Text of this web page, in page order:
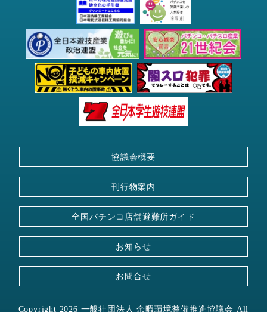
協議会概要
刊行物案内
全国パチンコ店舗避難所ガイド
お知らせ
お問合せ
Copyright 2026 一般社団法人 余暇環境整備推進協議会 All